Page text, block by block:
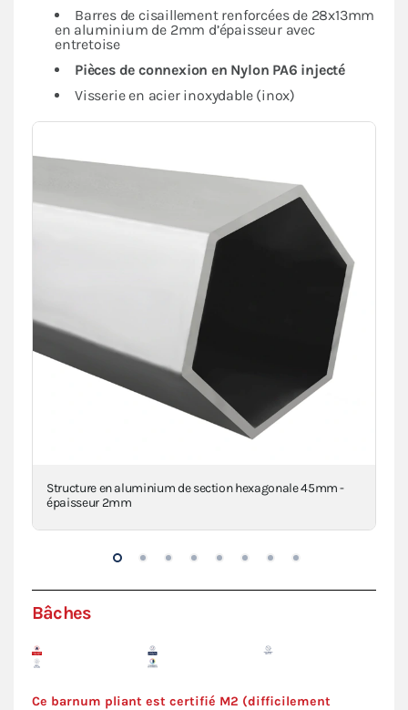
Barres de cisaillement renforcées de 28x13mm
en aluminium de 2mm d’épaisseur avec
entretoise
Pièces de connexion en Nylon PA6 injecté
Visserie en acier inoxydable (inox)
Structure en aluminium de section hexagonale 45mm -
épaisseur 2mm
Bâches
Ce barnum pliant est certifié M2 (difficilement